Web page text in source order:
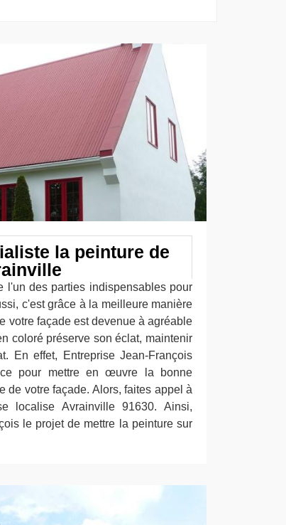
la peinture de
l'un des parties indispensables pour
c'est grâce à la meilleure manière
votre façade est devenue à agréable
coloré préserve son éclat, maintenir
En effet, Entreprise Jean-François
pour mettre en œuvre la bonne
de votre façade. Alors, faites appel à
localise Avrainville 91630. Ainsi,
le projet de mettre la peinture sur